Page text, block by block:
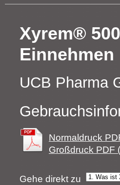
Xyrem®
Einnehmen
UCB Pharma
Normaldruck
Großdruck PDF
Gehe direkt zu